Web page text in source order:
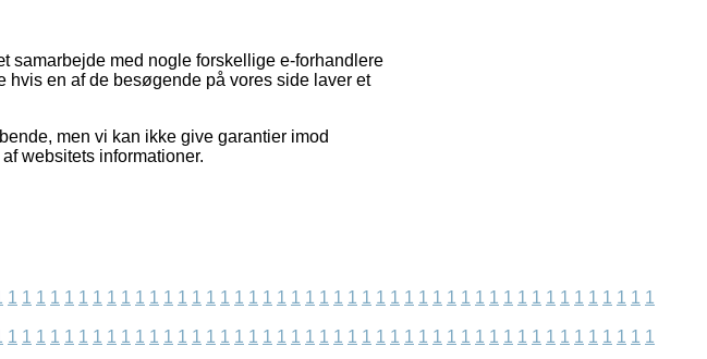
samarbejde med nogle forskellige e-forhandlere
hvis en af de besøgende på vores side laver et
men vi kan ikke give garantier imod
websitets informationer.
1 1 1 1 1 1 1 1 1 1 1 1 1 1 1 1 1 1 1 1 1 1 1 1 1 1 1 1 1 1 1 1 1 1 1 1 1 1 1 1 1 1 1 1 1 1
1 1 1 1 1 1 1 1 1 1 1 1 1 1 1 1 1 1 1 1 1 1 1 1 1 1 1 1 1 1 1 1 1 1 1 1 1 1 1 1 1 1 1 1 1 1